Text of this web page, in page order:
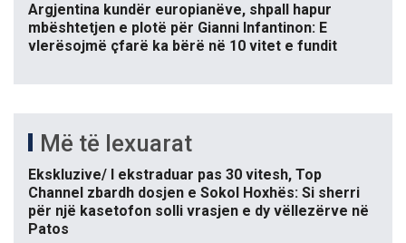
Argjentina kundër europianëve, shpall hapur
mbështetjen e plotë për Gianni Infantinon: E
vlerësojmë çfarë ka bërë në 10 vitet e fundit
Më të lexuarat
Ekskluzive/ I ekstraduar pas 30 vitesh, Top
Channel zbardh dosjen e Sokol Hoxhës: Si sherri
për një kasetofon solli vrasjen e dy vëllezërve në
Patos